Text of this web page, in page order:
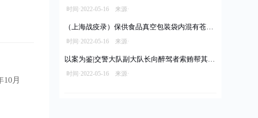
10月
时间·2022-05-16 来源·
（上海战疫录）保供食品真空包装袋内混有苍蝇 经销商被立案调查拟罚款10万元
时间·2022-05-16 来源·
以案为鉴|交警大队副大队长向醉驾者索贿帮其脱罪
时间·2022-05-16 来源·